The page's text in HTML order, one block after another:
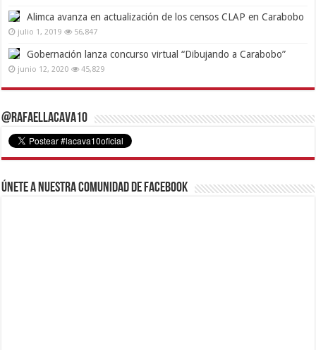
Alimca avanza en actualización de los censos CLAP en Carabobo
julio 1, 2019 56,847
Gobernación lanza concurso virtual “Dibujando a Carabobo”
junio 12, 2020 45,829
@RafaelLacava10
Únete a nuestra comunidad de Facebook